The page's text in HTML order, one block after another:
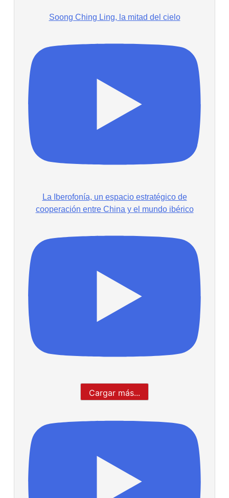
Soong Ching Ling, la mitad del cielo
La Iberofonía, un espacio estratégico de
cooperación entre China y el mundo ibérico
Cargar más...